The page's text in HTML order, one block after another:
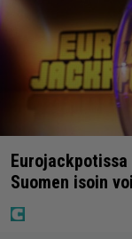
Suomen isoin